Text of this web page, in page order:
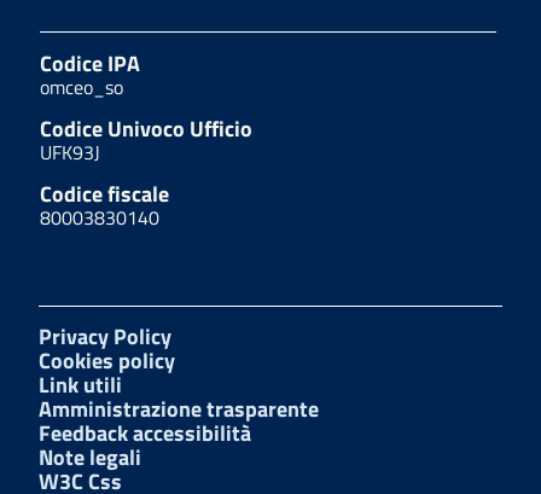
Codice IPA
omceo_so
Codice Univoco Ufficio
UFK93J
Codice fiscale
80003830140
Privacy Policy
Cookies policy
Link utili
Amministrazione trasparente
Feedback accessibilità
Note legali
W3C Css